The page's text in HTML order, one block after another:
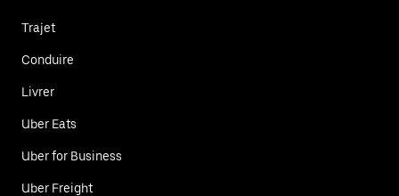
Trajet
Conduire
Livrer
Uber Eats
Uber for Business
Uber Freight